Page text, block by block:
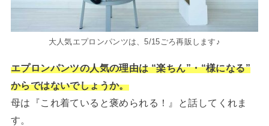
大人気エプロンパンツは、5/15ごろ再販します♪
エプロンパンツの人気の理由は “楽ちん”・“様になる”
からではないでしょうか。
母は『これ着ていると褒められる！』と話してくれま
す。